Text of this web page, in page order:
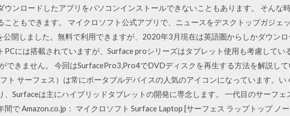
ウンロードしたアプリをパソコンインストールできないこともあります。 そんな
こともできます。 マイクロソフト公式アプリで、ニュースをデスクトップガジェ
公開しました。無料で利用できますが、2020年3月現在は英語圏からしかダウン
PCには搭載されていますが、Surface proシリーズはタブレット使用も考慮してい
できません。 今回はSurfacePro3,Pro4でDVDディスクを再生する方法を解説し
ト サーフェス）は常にポータブルデバイスの人気のアイコンになっています。
、Surfaceは主にハイブリッドタブレットの開発に専念します。 一代目のサーフェ
間で Amazon.co.jp： マイクロソフト Surface Laptop [サーフェス ラップトップ ノ